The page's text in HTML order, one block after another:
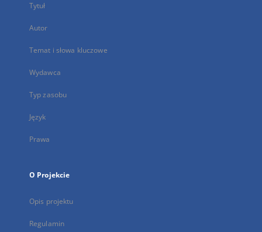
Tytuł
Autor
Temat i słowa kluczowe
Wydawca
Typ zasobu
Język
Prawa
O Projekcie
Opis projektu
Regulamin